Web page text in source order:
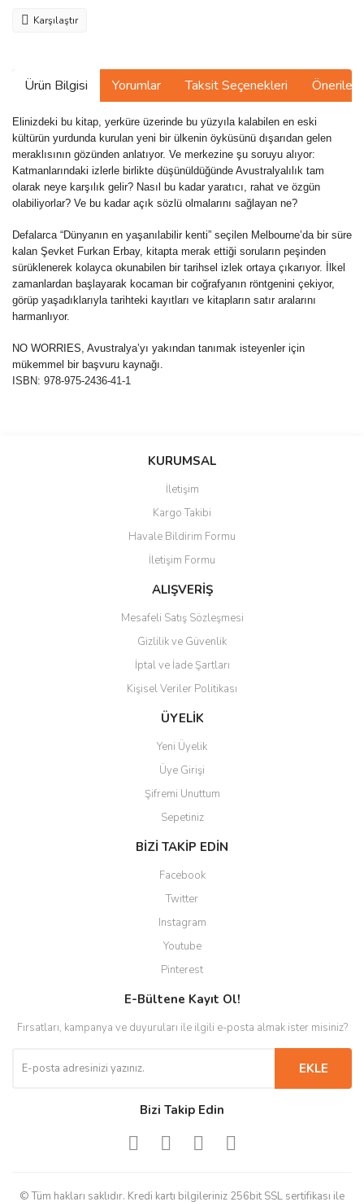
Karşılaştır
Ürün Bilgisi Yorumlar Taksit Seçenekleri
Elinizdeki bu kitap, yerküre üzerinde bu yüzyıla kalabilen en eski
kültürün yurdunda kurulan yeni bir ülkenin öyküsünü dışarıdan gelen
meraklısının gözünden anlatıyor. Ve merkezine şu soruyu alıyor:
Katmanlarındaki izlerle birlikte düşünüldüğünde Avustralyalılık tam
olarak neye karşılık gelir? Nasıl bu kadar yaratıcı, rahat ve özgün
olabiliyorlar? Ve bu kadar açık sözlü olmalarını sağlayan ne?
Defalarca “Dünyanın en yaşanılabilir kenti” seçilen Melbourne’da bir süre
kalan Şevket Furkan Erbay, kitapta merak ettiği soruların peşinden
sürüklenerek kolayca okunabilen bir tarihsel izlek ortaya çıkarıyor. İlkel
zamanlardan başlayarak kocaman bir coğrafyanın röntgenini çekiyor,
görüp yaşadıklarıyla tarihteki kayıtları ve kitapların satır aralarını
harmanlıyor.
NO WORRIES, Avustralya’yı yakından tanımak isteyenler için
mükemmel bir başvuru kaynağı.
ISBN: 978-975-2436-41-1
Bu ürüne ilk yorumu siz yapın!
Ürün resmi kalitesiz, bozuk veya görüntülenemiyor.
Ürün açıklamasında eksik bilgiler bulunuyor.
Ürün bilgilerinde hatalar bulunuyor.
Ürün fiyatı diğer sitelerden daha pahalı.
Gönder
KURUMSAL
İletişim
Kargo Takibi
Havale Bildirim Formu
İletişim Formu
ALIŞVERİŞ
Mesafeli Satış Sözleşmesi
Gizlilik ve Güvenlik
İptal ve İade Şartları
Kişisel Veriler Politikası
ÜYELİK
Yeni Üyelik
Üye Girişi
Şifremi Unuttum
Sepetiniz
BİZİ TAKİP EDİN
Facebook
Twitter
Instagram
Youtube
Pinterest
E-Bültene Kayıt Ol!
Fırsatları, kampanya ve duyuruları ile ilgili e-posta almak ister misiniz?
EKLE
Bizi Takip Edin
© Tüm hakları saklıdır. Kredi kartı bilgileriniz 256bit SSL sertifikası ile